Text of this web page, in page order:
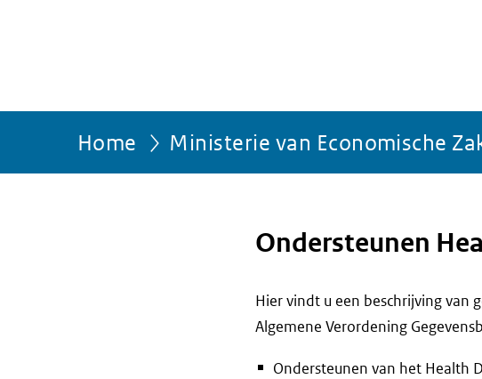
Home Ministerie van Economische
Ondersteunen
Hier vindt u een beschrijving van
Algemene Verordening
Ondersteunen van het Health